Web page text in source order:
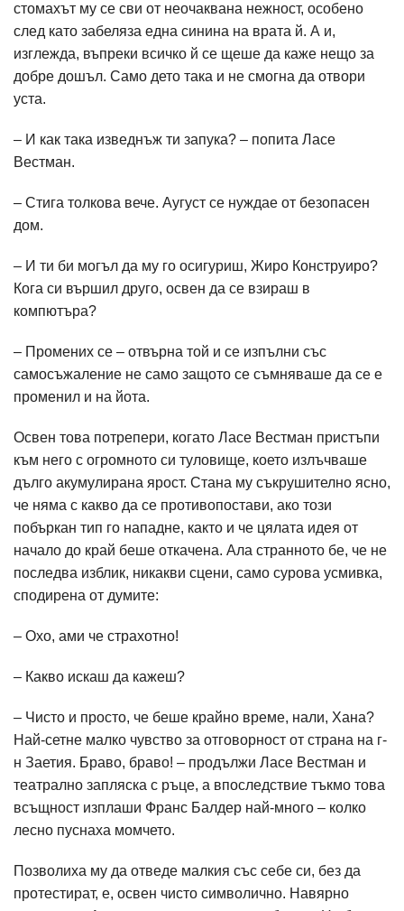
стомахът му се сви от неочаквана нежност, особено
след като забеляза една синина на врата й. А и,
изглежда, въпреки всичко й се щеше да каже нещо за
добре дошъл. Само дето така и не смогна да отвори
уста.
– И как така изведнъж ти запука? – попита Ласе
Вестман.
– Стига толкова вече. Аугуст се нуждае от безопасен
дом.
– И ти би могъл да му го осигуриш, Жиро Конструиро?
Кога си вършил друго, освен да се взираш в
компютъра?
– Промених се – отвърна той и се изпълни със
самосъжаление не само защото се съмняваше да се е
променил и на йота.
Освен това потрепери, когато Ласе Вестман пристъпи
към него с огромното си туловище, което излъчваше
дълго акумулирана ярост. Стана му съкрушително ясно,
че няма с какво да се противопостави, ако този
побъркан тип го нападне, както и че цялата идея от
начало до край беше откачена. Ала странното бе, че не
последва изблик, никакви сцени, само сурова усмивка,
сподирена от думите:
– Охо, ами че страхотно!
– Какво искаш да кажеш?
– Чисто и просто, че беше крайно време, нали, Хана?
Най-сетне малко чувство за отговорност от страна на г-
н Заетия. Браво, браво! – продължи Ласе Вестман и
театрално запляска с ръце, а впоследствие тъкмо това
всъщност изплаши Франс Балдер най-много – колко
лесно пуснаха момчето.
Позволиха му да отведе малкия със себе си, без да
протестират, е, освен чисто символично. Навярно